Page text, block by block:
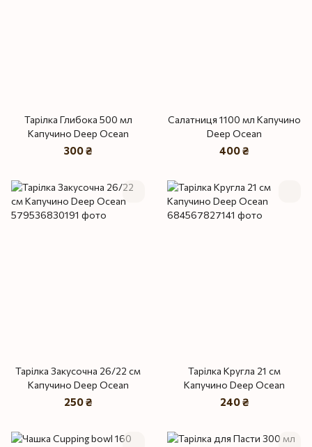
Тарілка Глибока 500 мл
Капучино Deep Ocean
300 ₴
Салатниця 1100 мл Капучино
Deep Ocean
400 ₴
Тарілка Закусочна 26/22 см
Капучино Deep Ocean
250 ₴
Тарілка Кругла 21 см
Капучино Deep Ocean
240 ₴